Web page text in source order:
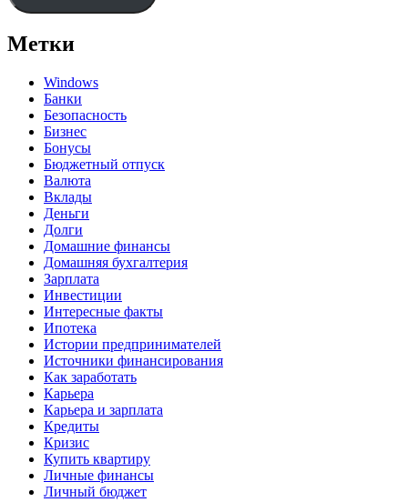
Метки
Windows
Банки
Безопасность
Бизнес
Бонусы
Бюджетный отпуск
Валюта
Вклады
Деньги
Долги
Домашние финансы
Домашняя бухгалтерия
Зарплата
Инвестиции
Интересные факты
Ипотека
Истории предпринимателей
Источники финансирования
Как заработать
Карьера
Карьера и зарплата
Кредиты
Кризис
Купить квартиру
Личные финансы
Личный бюджет